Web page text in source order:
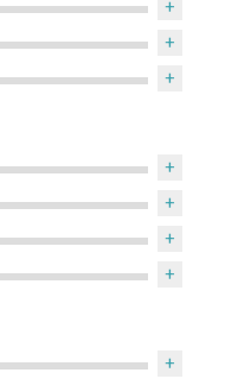
+
+
+
+
+
+
+
+